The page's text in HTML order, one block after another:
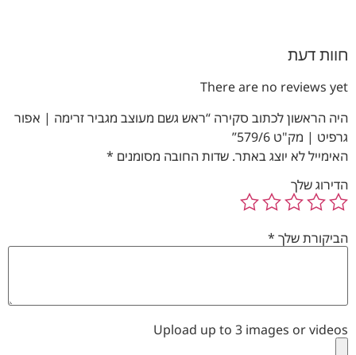
חוות דעת
There are no reviews yet
היה הראשון לכתוב סקירה “ראש גשם מעוצב מגביר זרימה | אפור
גרפיט | מק"ט 579/6”
האימייל לא יוצג באתר. שדות החובה מסומנים *
הדירוג שלך
הביקורת שלך *
Upload up to 3 images or videos